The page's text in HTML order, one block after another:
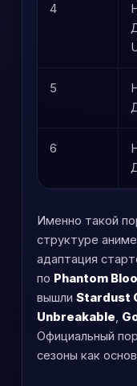
4
5
6
Именно такой
структуре
адаптация
по Phantom
вышли Stardust
Unbreakable,
Официальный
сезоны как